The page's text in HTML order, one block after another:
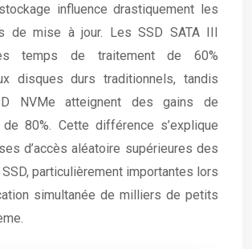
influence drastiquement les
de mise à jour. Les SSD SATA III
temps de traitement de 60%
disques durs traditionnels, tandis
NVMe atteignent des gains de
de 80%. Cette différence s’explique
d’accès aléatoire supérieures des
particulièrement importantes lors
simultanée de milliers de petits